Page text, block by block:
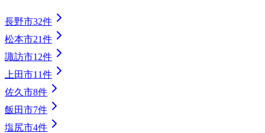
長野市32件
松本市21件
諏訪市12件
上田市11件
佐久市8件
飯田市7件
塩尻市4件